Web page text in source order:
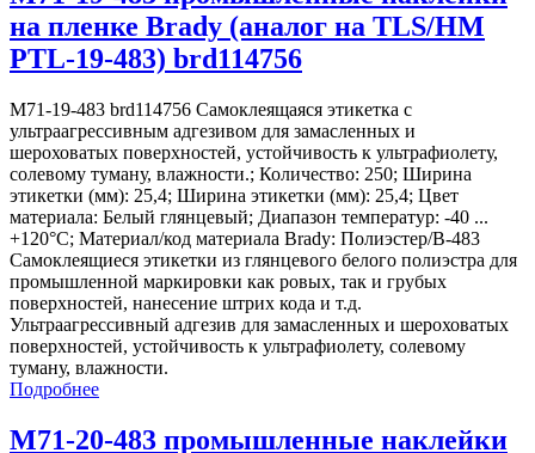
на пленке Brady (аналог на TLS/HM
PTL-19-483) brd114756
M71-19-483 brd114756 Самоклеящаяся этикетка с
ультраагрессивным адгезивом для замасленных и
шероховатых поверхностей, устойчивость к ультрафиолету,
солевому туману, влажности.; Количество: 250; Ширина
этикетки (мм): 25,4; Ширина этикетки (мм): 25,4; Цвет
материала: Белый глянцевый; Диапазон температур: -40 ...
+120°С; Материал/код материала Brady: Полиэстер/В-483
Самоклеящиеся этикетки из глянцевого белого полиэстра для
промышленной маркировки как ровых, так и грубых
поверхностей, нанесение штрих кода и т.д.
Ультраагрессивный адгезив для замасленных и шероховатых
поверхностей, устойчивость к ультрафиолету, солевому
туману, влажности.
Подробнее
M71-20-483 промышленные наклейки